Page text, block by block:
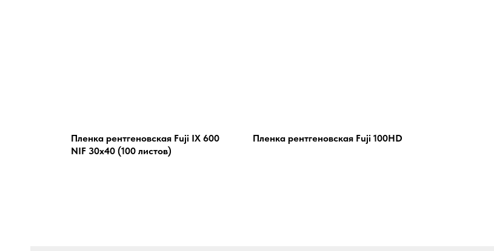
Пленка рентгеновская Fuji IX 600
NIF 30x40 (100 листов)
Пленка рентгеновская Fuji 100HD